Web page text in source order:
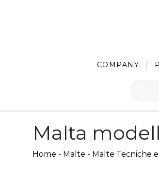
COMPANY
Malta
Home - Malte - Malte Tecniche